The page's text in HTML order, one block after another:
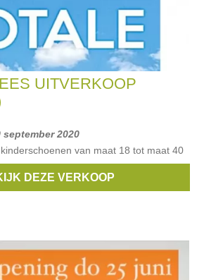
UITVERKOOP
september 2020
van maat 18 tot maat 40
,Gallucci, Zecchino d'oro
DEZE VERKOOP